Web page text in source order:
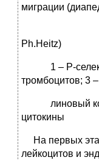
миграции
(по
Ph.Heitz)
1 – Р-
тромбоцитов; 3
линовый
цитокины
На первых
лейкоцитов и